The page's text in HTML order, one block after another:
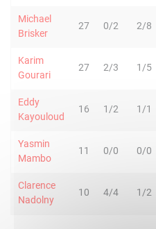
Michael
Brisker
27 0/2 2/8
Karim
Gourari
27 2/3 1/5
Eddy
Kayouloud
16 1/2 1/1
Yasmin
Mambo
11 0/0 0/0
Clarence
Nadolny
10 4/4 1/2